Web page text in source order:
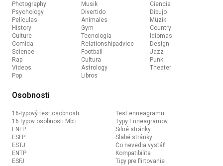
Photography
Psychology
Películas
History
Culture
Comida
Science
Rap
Videos
Pop
Musik
Divertido
Animales
Gym
Tecnología
Relationshipadvice
Football
Cultura
Astrology
Libros
Ciencia
Dibujo
Müzik
Country
Idiomas
Design
Jazz
Punk
Theater
Osobnosti
16-typový test osobnosti
16 typov osobnosti Mbti
ENFP
ESFP
ESTJ
ENTP
ESFJ
Test enneagramu
Typy Enneagramov
Silné stránky
Slabé stránky
Čo nevedia vystáť
Kompatibilita
Tipy pre flirtovanie